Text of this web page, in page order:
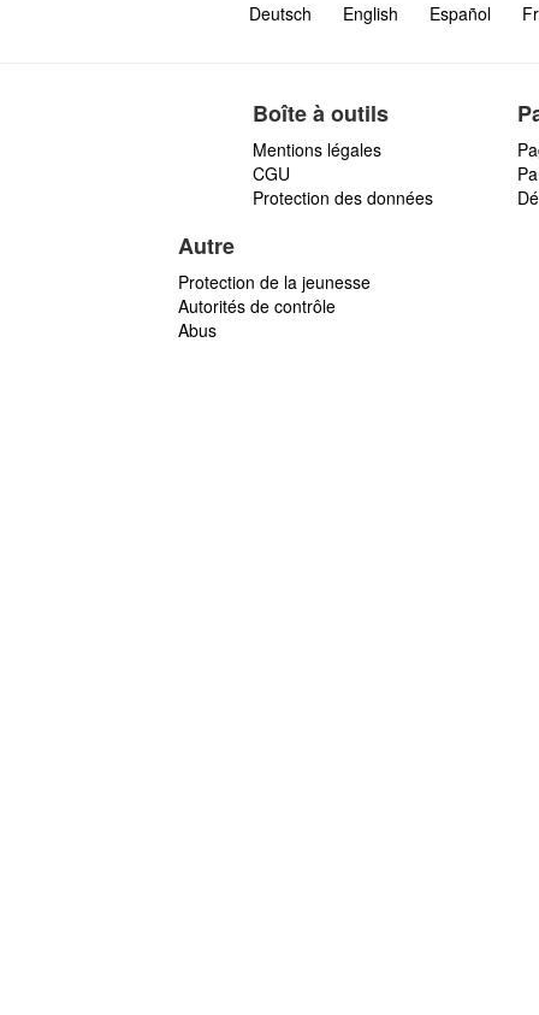
Deutsch English Español
Boîte à outils
Mentions légales
CGU
Protection des données
Autre
Protection de la jeunesse
Autorités de contrôle
Abus